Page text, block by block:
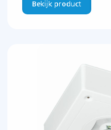
Bekijk product